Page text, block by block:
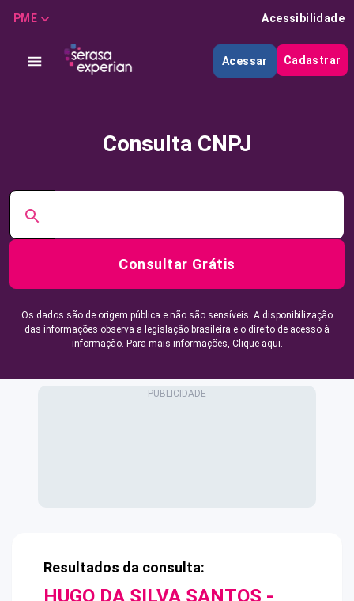
PME Acessibilidade
Acessar Cadastrar
Consulta CNPJ
Consultar Grátis
Os dados são de origem pública e não são sensíveis. A disponibilização
das informações observa a legislação brasileira e o direito de acesso à
informação. Para mais informações, Clique aqui.
Resultados da consulta:
HUGO DA SILVA SANTOS -